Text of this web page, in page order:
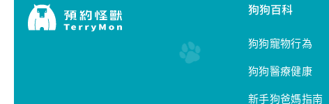
狗狗百科
狗狗寵物行為
狗狗醫療健康
新手狗爸媽指南